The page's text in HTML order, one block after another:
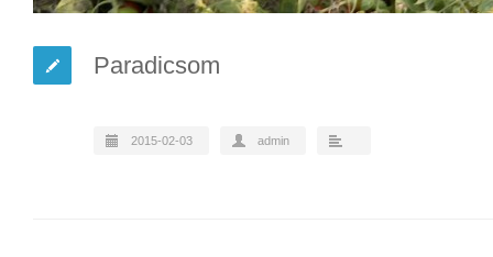
Paradicsom
2015-02-03 admin